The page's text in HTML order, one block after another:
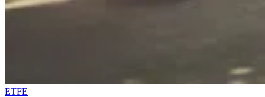
ETFE